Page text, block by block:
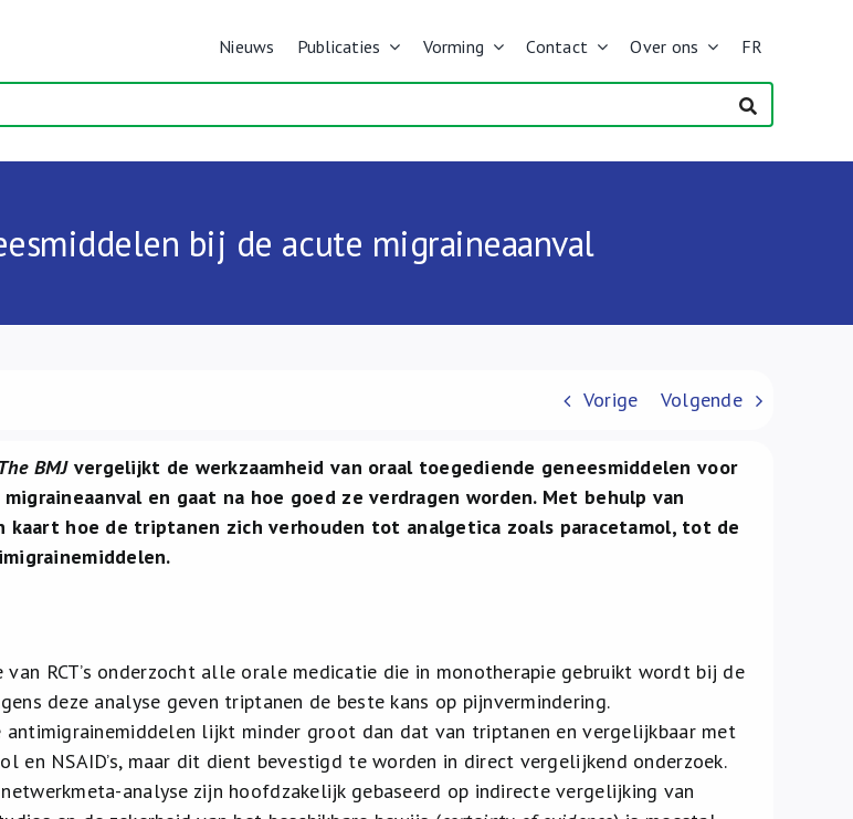
Nieuws Publicaties Vorming Contact Over ons FR
bij de acute migraineaanval
Vorige Volgende
BMJvergelijkt de werkzaamheid van oraal toegediende geneesmiddelen voor
en gaat na hoe goed ze verdragen worden. Met behulp van
hoe de triptanen zich verhouden tot analgetica zoals paracetamol, tot de
van RCT’s onderzocht alle orale medicatie die in monotherapie gebruikt wordt bij de
deze analyse geven triptanen de beste kans op pijnvermindering.
lijkt minder groot dan dat van triptanen en vergelijkbaar met
en NSAID’s, maar dit dient bevestigd te worden in direct vergelijkend onderzoek.
analyse zijn hoofdzakelijk gebaseerd op indirecte vergelijking van